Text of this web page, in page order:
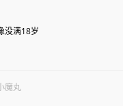
没满18岁
魔丸